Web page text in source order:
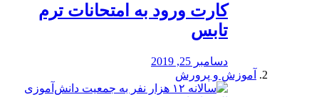
کارت ورود به امتحانات ترم
تابس
دسامبر 25, 2019
آموزش و پرورش